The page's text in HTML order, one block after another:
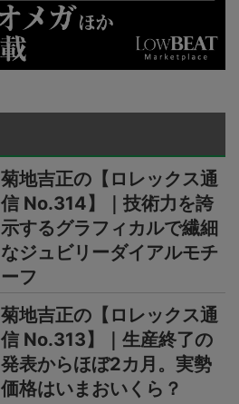
菊地吉正の【ロレックス通
信 No.314】｜技術力を誇
示するグラフィカルで繊細
なジュビリーダイアルモチ
ーフ
菊地吉正の【ロレックス通
信 No.313】｜生産終了の
発表からほぼ2カ月。実勢
価格はいまおいくら？